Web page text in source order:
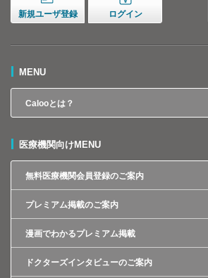
新規ユーザ登録 ログイン
MENU
Calooとは？
医療機関向けMENU
無料医療機関会員登録のご案内
プレミアム掲載のご案内
漫画でわかるプレミアム掲載
ドクターズインタビューのご案内